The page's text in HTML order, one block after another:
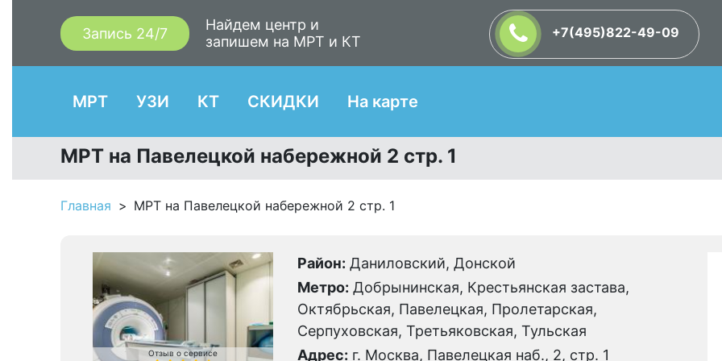
Запись 24/7
Найдем центр и
запишем на МРТ и КТ
+7(495)822-49-09
МРТ УЗИ КТ СКИДКИ На карте
МРТ на Павелецкой набережной 2 стр. 1
Главная МРТ на Павелецкой набережной 2 стр. 1
Отзыв о сервисе
Район: Даниловский, Донской
Метро: Добрынинская, Крестьянская застава,
Октябрьская, Павелецкая, Пролетарская,
Серпуховская, Третьяковская, Тульская
Адрес: г. Москва, Павелецкая наб., 2, стр. 1